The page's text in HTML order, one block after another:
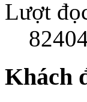
Lượt
Khách